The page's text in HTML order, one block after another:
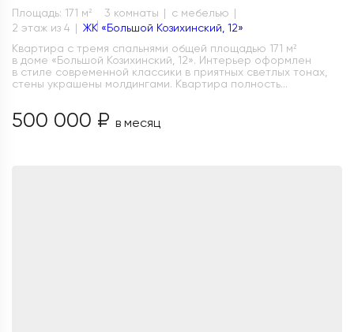
Площадь: 171 м 2 3 комнаты
с мебелью
2 этаж из 4
ЖК «Большой Козихинский, 12»
Квартира с тремя спальнями общей площадью 171 м²
в доме «Большой Козихинский, 12». Интерьер оформлен
в стиле современной классики в приятных светлых тонах,
стены украшены молдингами. Квартира полность...
500 000 ₽ в месяц